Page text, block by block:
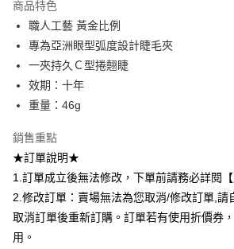
【「AFTEE先享後付」結帳流程】
１．於結帳方式選擇「AFTEE先享後付」後，將跳
２．訂單成立數日內，您將收到繳費通知簡訊。
３．收到繳費通知簡訊後14天內，點擊此簡訊中的
ATM／網路銀行／等多元方式進行付款，方視為交
※ 請注意：結帳手續完成當下不需立刻繳費，但若
後付繳納相關費用。
※ 交易是否成功請以「AFTEE先享後付 」之結帳頁
是否繳費成功／繳費後需取消欲退款等相關疑問，
客戶支援中心」https://
【注意事項】
易，需依本服務之必要範圍內提供個人資料，並將
全家取貨付款
每筆NT$80，滿NT$599(含以上)免運費
付款後全家取貨
7-11取貨付款
付款後7-11取貨
每筆NT$80，滿NT$599(含以上)免運費
商品特色
職人工藝 黃金比例
專為亞洲眼型弧度設計睫毛夾
一夾持久Ｃ型捲翹睫
效期：十年
重量：46g
銷售重點
★訂單說明★
1.訂單成立後無法修改，下單前請務必詳閱【
2.修改訂單：賣場無法為您取消/修改訂單,請
取消訂單後重新訂購。訂單若有使用折價券
用。